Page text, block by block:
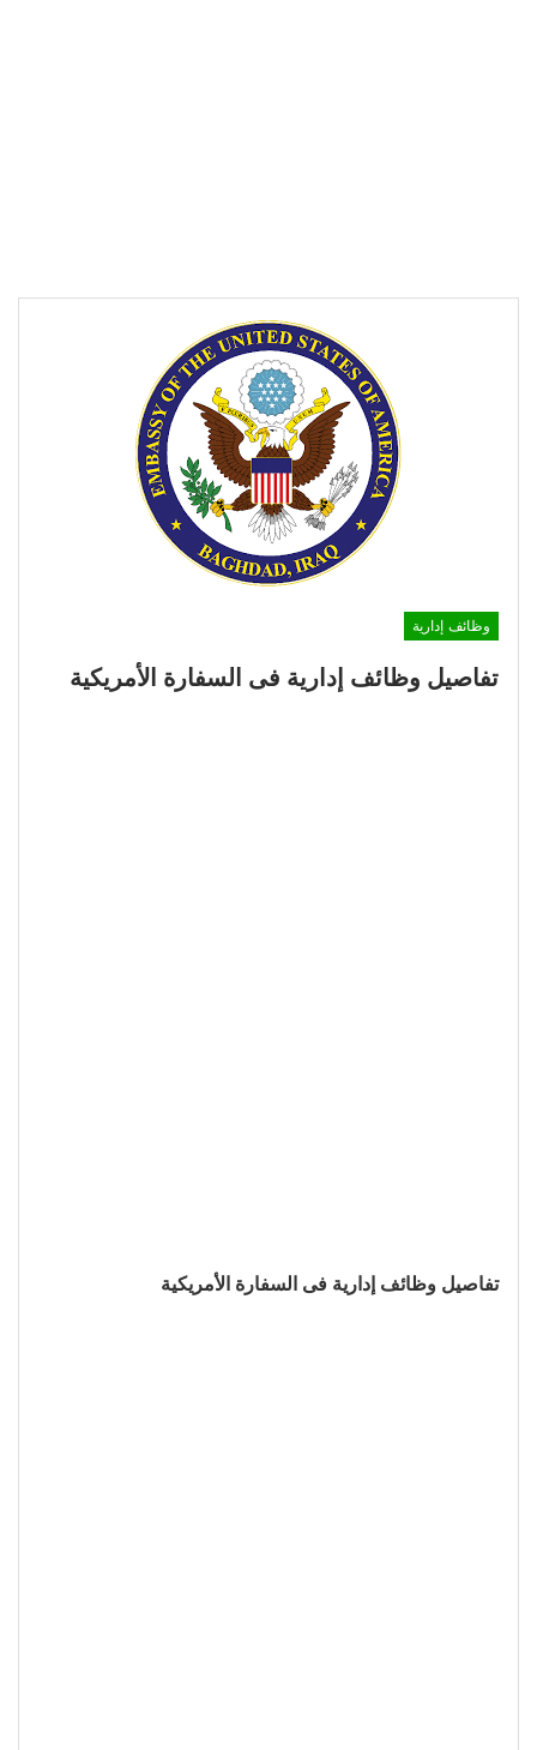
وظائف إدارية
تفاصيل وظائف إدارية فى السفارة الأمريكية
تفاصيل وظائف إدارية فى السفارة الأمريكية